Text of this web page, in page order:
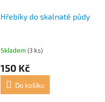
Hřebíky do skalnaté půdy
Skladem (3 ks)
150 Kč
Do košíku